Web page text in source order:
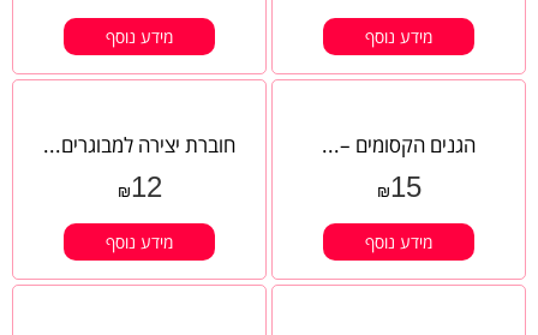
מידע נוסף מידע נוסף
הגנים הקסומים –...
₪15
מידע נוסף
חוברת יצירה למבוגרים...
₪12
מידע נוסף